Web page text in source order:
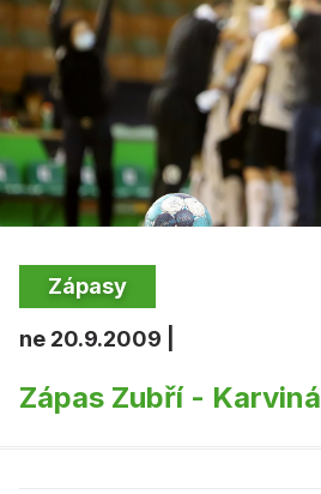
Zápasy
ne 20.9.2009 |
Zápas Zubří - Karviná